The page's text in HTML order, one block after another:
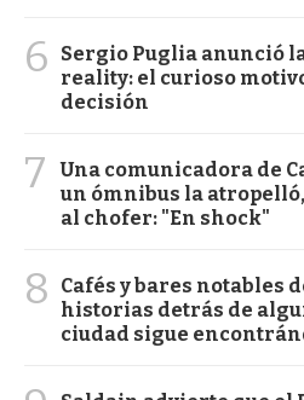
6
Sergio Puglia anunció
reality: el curioso
decisión
7
Una comunicadora de
un ómnibus la
al chofer: "En shock"
8
Cafés y bares notables
historias detrás de
ciudad sigue